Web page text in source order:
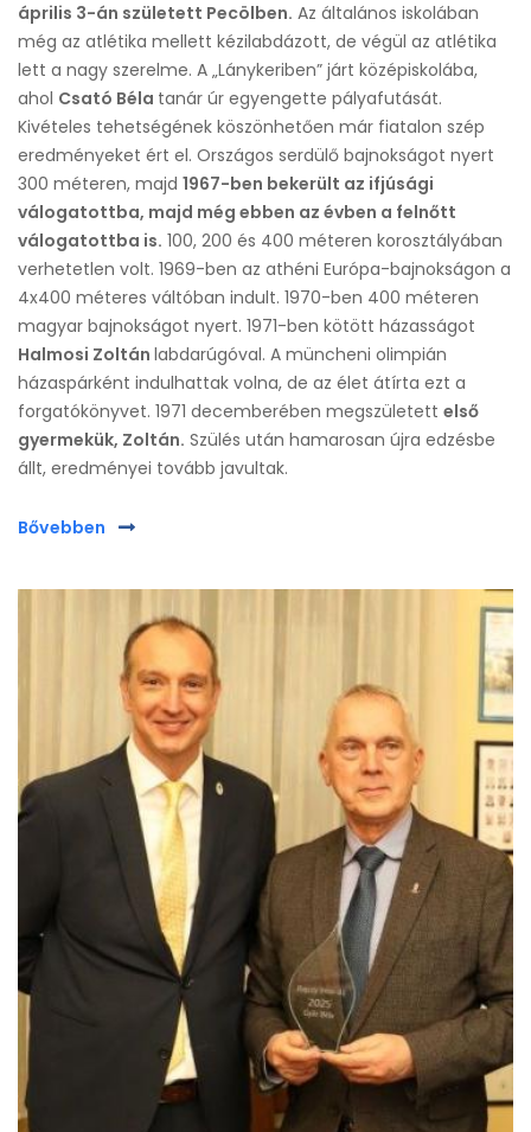
április 3-án született Pecölben. Az általános iskolában
még az atlétika mellett kézilabdázott, de végül az atlétika
lett a nagy szerelme. A „Lánykeriben” járt középiskolába,
ahol Csató Béla tanár úr egyengette pályafutását.
Kivételes tehetségének köszönhetően már fiatalon szép
eredményeket ért el. Országos serdülő bajnokságot nyert
300 méteren, majd 1967-ben bekerült az ifjúsági
válogatottba, majd még ebben az évben a felnőtt
válogatottba is. 100, 200 és 400 méteren korosztályában
verhetetlen volt. 1969-ben az athéni Európa-bajnokságon a
4x400 méteres váltóban indult. 1970-ben 400 méteren
magyar bajnokságot nyert. 1971-ben kötött házasságot
Halmosi Zoltán labdarúgóval. A müncheni olimpián
házaspárként indulhattak volna, de az élet átírta ezt a
forgatókönyvet. 1971 decemberében megszületett első
gyermekük, Zoltán. Szülés után hamarosan újra edzésbe
állt, eredményei tovább javultak.
Bővebben